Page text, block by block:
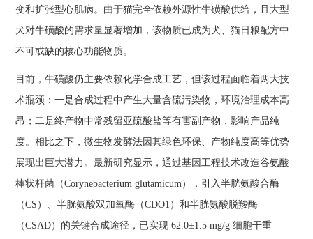
变和扩张型心肌病。由于猫完全依赖外源性牛磺酸供给，且大型
犬对牛磺酸的需求量显著增加，该物质已成为犬、猫日粮配方中
不可或缺的核心功能物质。
目前，牛磺酸仍主要依赖化学合成工艺，但该过程面临着两大技
术瓶颈：一是合成过程中产生大量含硫污染物，环境治理成本高
昂；二是终产物中常残留亚硫酸盐等有害副产物，影响产品纯
度。相比之下，微生物发酵法因其绿色环保、产物纯度高等优势
展现出巨大潜力。最新研究显示，通过基因工程技术改造谷氨酸
棒状杆菌（Corynebacterium glutamicum），引入半胱氨酸合酶
（CS）、半胱氨酸双加氧酶（CDO1）和半胱氨酸脱羧酶
（CSAD）的关键合成途径，已实现 62.0±1.5 mg/g 细胞干重